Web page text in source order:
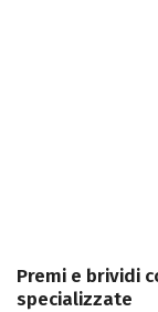
Premi e brividi
specializzate